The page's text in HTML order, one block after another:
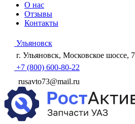
О нас
Отзывы
Контакты
Ульяновск
г. Ульяновск, Московское шоссе,
+7 (800) 600-80-22
rusavto73@mail.ru